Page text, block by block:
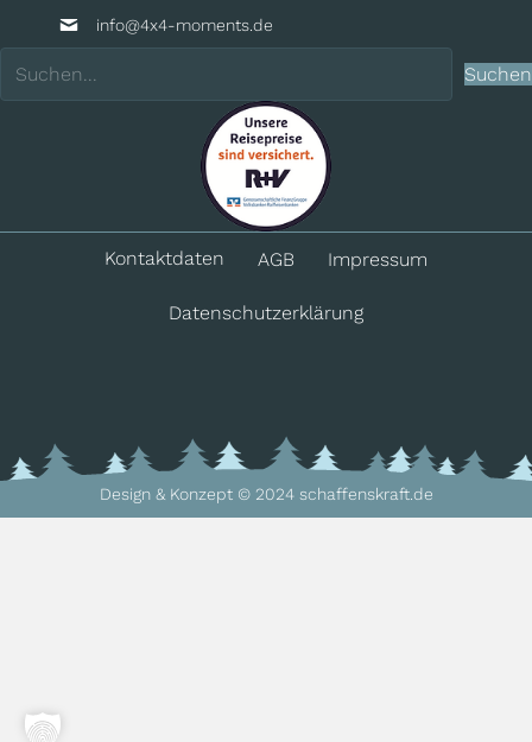
info@4x4-moments.de
Suchen
Kontakt­daten AGB Impressum
Datenschutz­erklärung
Design & Konzept © 2024 schaffenskraft.de